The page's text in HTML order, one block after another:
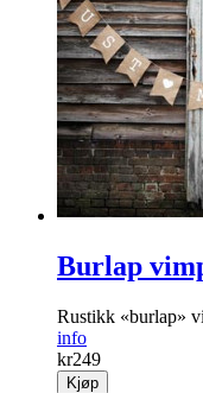
Burlap
Rustikk «burlap»
info
kr249
Kjøp